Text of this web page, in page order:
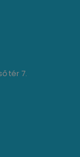
tér 7.